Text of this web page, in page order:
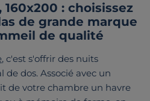
160x200 : choisissez
de grande marque
de qualité
, c'est s'offrir des nuits
dos. Associé avec un
de votre chambre un havre